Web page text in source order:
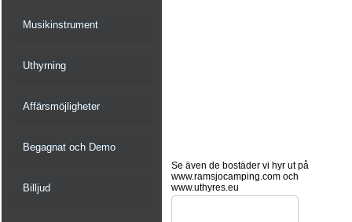
Musikinstrument
Uthyrning
Affärsmöjligheter
Begagnat och Demo
Billjud
Se även de bostäder vi hyr ut på
www.ramsjocamping.com och
www.uthyres.eu